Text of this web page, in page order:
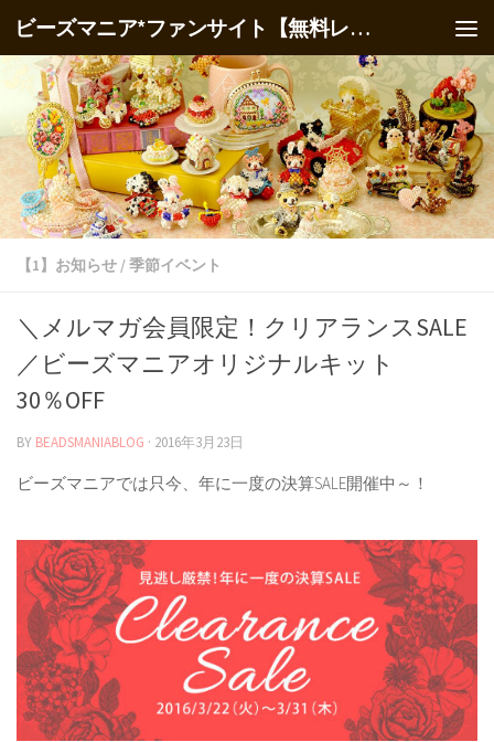
ビーズマニア*ファンサイト【無料レシピ】
【1】お知らせ /季節イベント
＼メルマガ会員限定！クリアランスSALE
／ビーズマニアオリジナルキット
30％OFF
BY BEADSMANIABLOG · 2016年3月23日
ビーズマニアでは只今、年に一度の決算SALE開催中～！